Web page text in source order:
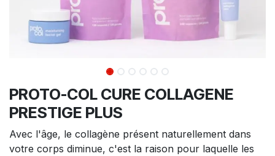
PROTO-COL CURE COLLAGENE
PRESTIGE PLUS
Avec l'âge, le collagène présent naturellement dans
votre corps diminue, c'est la raison pour laquelle les